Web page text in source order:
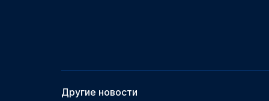
Другие новости